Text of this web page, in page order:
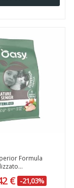
Formula
€ -21,03%